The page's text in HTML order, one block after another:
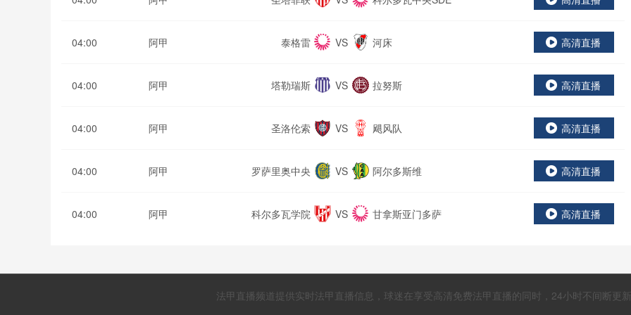
04:00 阿甲 泰格雷 VS 河床 高清直播
04:00 阿甲 塔勒瑞斯 VS 拉努斯 高清直播
04:00 阿甲 圣洛伦索 VS 飓风队 高清直播
04:00 阿甲 罗萨里奥中央 VS 阿尔多斯维 高清直播
04:00 阿甲 科尔多瓦学院 VS 甘拿斯亚门多萨 高清直播
法甲直播频道提供实时法甲直播信息，球迷在享受高清免费法甲直播的同时，24小时不间断更新